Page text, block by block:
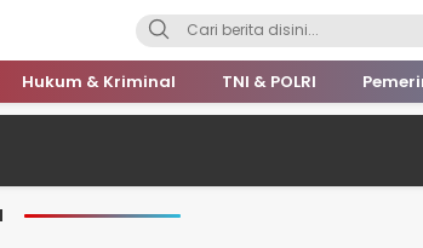
Hukum & Kriminal TNI & POLRI